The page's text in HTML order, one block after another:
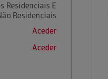
Residenciais E
Residenciais
Aceder
Aceder